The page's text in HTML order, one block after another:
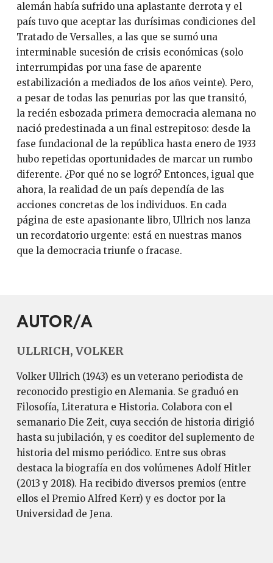
alemán había sufrido una aplastante derrota y el
país tuvo que aceptar las durísimas condiciones del
Tratado de Versalles, a las que se sumó una
interminable sucesión de crisis económicas (solo
interrumpidas por una fase de aparente
estabilización a mediados de los años veinte). Pero,
a pesar de todas las penurias por las que transitó,
la recién esbozada primera democracia alemana no
nació predestinada a un final estrepitoso: desde la
fase fundacional de la república hasta enero de 1933
hubo repetidas oportunidades de marcar un rumbo
diferente. ¿Por qué no se logró? Entonces, igual que
ahora, la realidad de un país dependía de las
acciones concretas de los individuos. En cada
página de este apasionante libro, Ullrich nos lanza
un recordatorio urgente: está en nuestras manos
que la democracia triunfe o fracase.
AUTOR/A
ULLRICH, VOLKER
Volker Ullrich (1943) es un veterano periodista de
reconocido prestigio en Alemania. Se graduó en
Filosofía, Literatura e Historia. Colabora con el
semanario Die Zeit, cuya sección de historia dirigió
hasta su jubilación, y es coeditor del suplemento de
historia del mismo periódico. Entre sus obras
destaca la biografía en dos volúmenes Adolf Hitler
(2013 y 2018). Ha recibido diversos premios (entre
ellos el Premio Alfred Kerr) y es doctor por la
Universidad de Jena.